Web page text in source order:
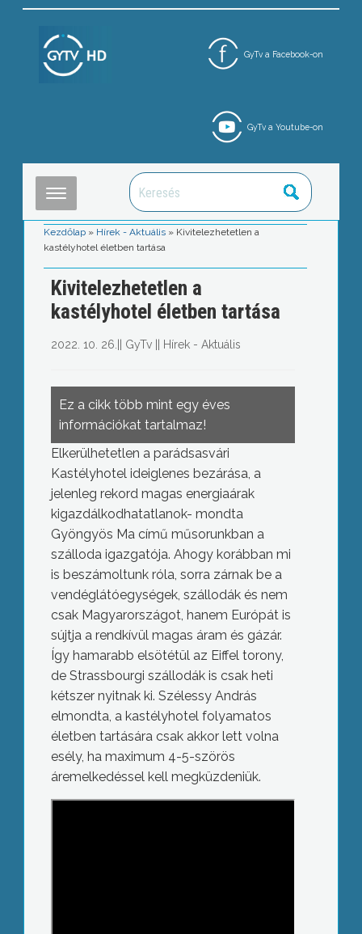
GyTv a Facebook-on
GyTv a Youtube-on
Kezdőlap » Hírek - Aktuális » Kivitelezhetetlen a
kastélyhotel életben tartása
Kivitelezhetetlen a
kastélyhotel életben tartása
2022. 10. 26. GyTv|| Hírek - Aktuális
Ez a cikk több mint egy éves
információkat tartalmaz!
Elkerülhetetlen a parádsasvári
Kastélyhotel ideiglenes bezárása, a
jelenleg rekord magas energiaárak
kigazdálkodhatatlanok- mondta
Gyöngyös Ma című műsorunkban a
szálloda igazgatója. Ahogy korábban mi
is beszámoltunk róla, sorra zárnak be a
vendéglátóegységek, szállodák és nem
csak Magyarországot, hanem Európát is
sújtja a rendkívül magas áram és gázár.
Így hamarabb elsötétül az Eiffel torony,
de Strassbourgi szállodák is csak heti
kétszer nyitnak ki. Szélessy András
elmondta, a kastélyhotel folyamatos
életben tartására csak akkor lett volna
esély, ha maximum 4-5-szörös
áremelkedéssel kell megküzdeniük.